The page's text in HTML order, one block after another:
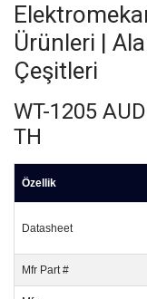
Ürünleri |
Çeşitleri
WT-1205
TH
Özellik
Datasheet
Mfr Part #